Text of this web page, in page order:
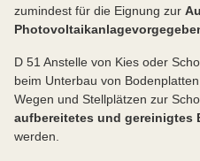
zumindest für die Eignung zur
Photovoltaikanlage
D 51 Anstelle von Kies oder
beim Unterbau von
Wegen und Stellplätzen zur
aufbereitetes und gereinigtes
werden.